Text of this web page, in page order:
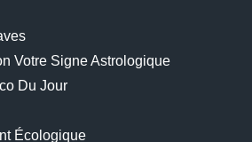
Votre Signe Astrologique
Du Jour
Écologique